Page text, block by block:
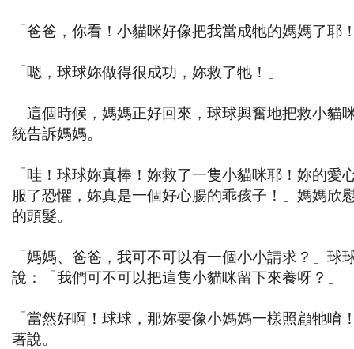
「爸爸，你看！小貓咪好像把我當成牠的媽媽了耶
「嗯，球球妳做得很成功，妳救了牠！」
這個時候，媽媽正好回來，球球興奮地把救小貓
統告訴媽媽。
「哇！球球妳真棒！妳救了一隻小貓咪耶！妳的愛
服了恐懼，妳真是一個好心腸的乖孩子！」媽媽欣
的頭髮。
「媽媽、爸爸，我可不可以有一個小小請求？」球
說：「我們可不可以把這隻小貓咪留下來養呀？」
「當然好啊！球球，那妳要像小媽媽一樣照顧牠唷
著說。